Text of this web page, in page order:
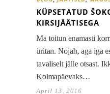
KÜPSETATUD
KIRSIJÄÄTISEGA
Ma toitun enamasti
üritan. Nojah, aga iga
tavaliselt jälle otsast.
Kolmapäevaks…
April 13, 2016